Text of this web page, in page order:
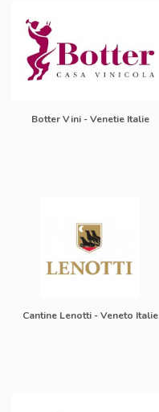
Botter Vini - Venetie Italie
Cantine Lenotti - Veneto Italie